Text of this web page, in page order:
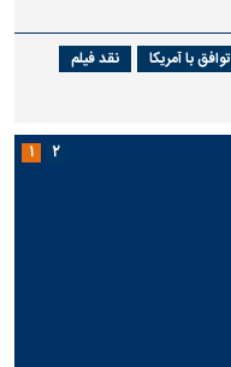
توافق با آمریکا
نقد فیلم
۱ ۲